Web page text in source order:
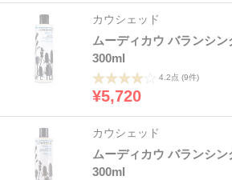
カウシェッド
ムーディカウ バランシ
300ml
4.2点 (9件)
¥5,720
カウシェッド
ムーディカウ バランシ
300ml